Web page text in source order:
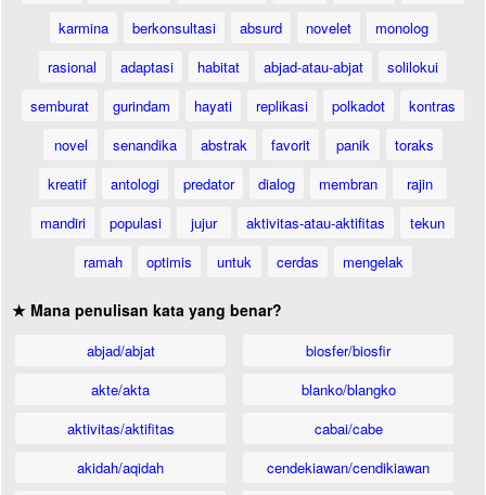
karmina
berkonsultasi absurd novelet
monolog
rasional
adaptasi habitat abjad-atau-abjat
solilokui
semburat
gurindam hayati replikasi polkadot
kontras
novel
senandika abstrak favorit panik
toraks
kreatif
antologi predator dialog membran
rajin
mandiri
populasi jujur aktivitas-atau-aktifitas
tekun
ramah
optimis untuk cerdas mengelak
★ Mana penulisan kata yang benar?
abjad/abjat
akte/akta
aktivitas/aktifitas
akidah/aqidah
biosfer/biosfir
blanko/blangko
cabai/cabe
cendekiawan/cendikiawan